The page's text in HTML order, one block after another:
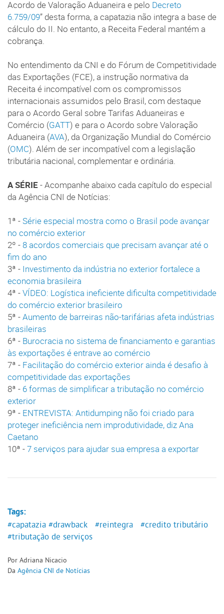
Acordo de Valoração Aduaneira e pelo Decreto
6.759/09” desta forma, a capatazia não integra a base de
cálculo do II. No entanto, a Receita Federal mantém a
cobrança.
No entendimento da CNI e do Fórum de Competitividade
das Exportações (FCE), a instrução normativa da
Receita é incompatível com os compromissos
internacionais assumidos pelo Brasil, com destaque
para o Acordo Geral sobre Tarifas Aduaneiras e
Comércio (GATT) e para o Acordo sobre Valoração
Aduaneira (AVA), da Organização Mundial do Comércio
(OMC). Além de ser incompatível com a legislação
tributária nacional, complementar e ordinária.
A SÉRIE- Acompanhe abaixo cada capítulo do especial
da Agência CNI de Notícias:
1ª -Série especial mostra como o Brasil pode avançar
no comércio exterior
2º - 8 acordos comerciais que precisam avançar até o
fim do ano
3ª - Investimento da indústria no exterior fortalece a
economia brasileira
4ª -VÍDEO: Logística ineficiente dificulta competitividade
do comércio exterior brasileiro
5ª -Aumento de barreiras não-tarifárias afeta indústrias
brasileiras
6ª - Burocracia no sistema de financiamento e garantias
às exportações é entrave ao comércio
7ª - Facilitação do comércio exterior ainda é desafio à
competitividade das exportações
8ª - 6 formas de simplificar a tributação no comércio
exterior
9ª - ENTREVISTA: Antidumping não foi criado para
proteger ineficiência nem improdutividade, diz Ana
Caetano
10ª -7 serviços para ajudar sua empresa a exportar
Tags:
#capatazia #drawback #reintegra
#credito tributário
#tributação de serviços
Por Adriana Nicacio
Da Agência CNI de Notícias